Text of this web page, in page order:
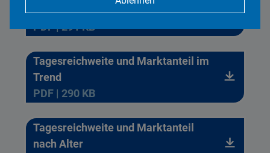
2025-2026
PDF | 291 KB
Tagesreichweite und Marktanteil im
Trend
PDF | 290 KB
Tagesreichweite und Marktanteil
nach Alter